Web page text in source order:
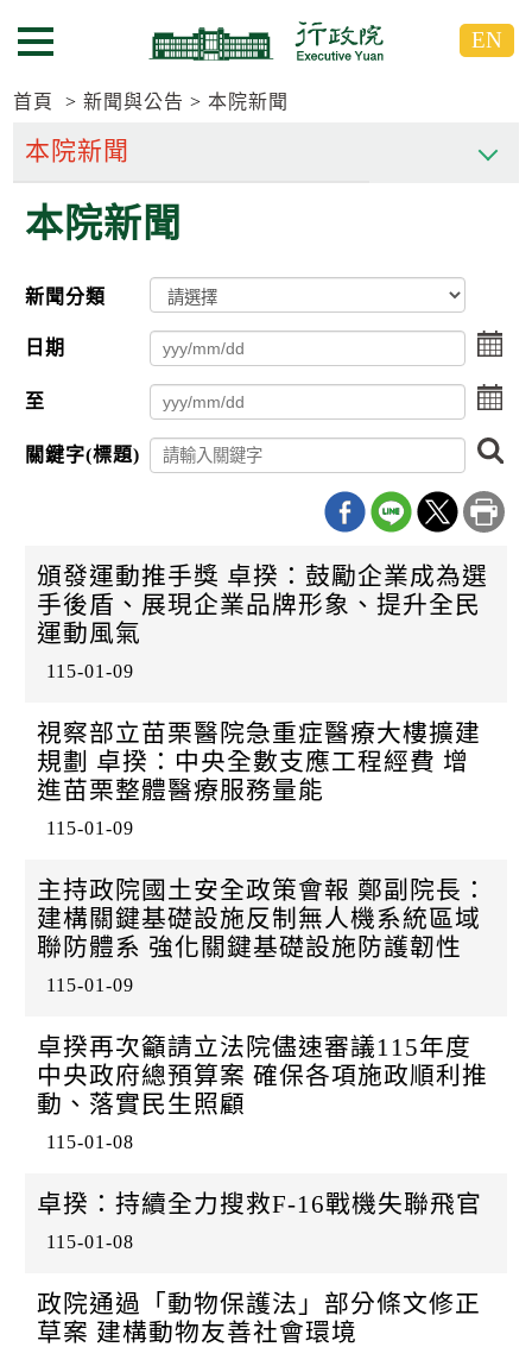
到
要
區
到
要
區
選單按鈕 EN
首頁 新聞與公告 本院新聞
本院新聞
新聞分類
日期
點
擊
選
擇
期
日
至
點
擊
擇
期
迄
關鍵字(標題)
尋
頒發運動推手獎 卓揆：鼓勵企業成為選
手後盾、展現企業品牌形象、提升全民
運動風氣
115-01-09
視察部立苗栗醫院急重症醫療大樓擴建
規劃 卓揆：中央全數支應工程經費 增
進苗栗整體醫療服務量能
115-01-09
主持政院國土安全政策會報 鄭副院長：
建構關鍵基礎設施反制無人機系統區域
聯防體系 強化關鍵基礎設施防護韌性
115-01-09
卓揆再次籲請立法院儘速審議115年度
中央政府總預算案 確保各項施政順利推
動、落實民生照顧
115-01-08
卓揆：持續全力搜救F-16戰機失聯飛官
115-01-08
政院通過「動物保護法」部分條文修正
草案 建構動物友善社會環境